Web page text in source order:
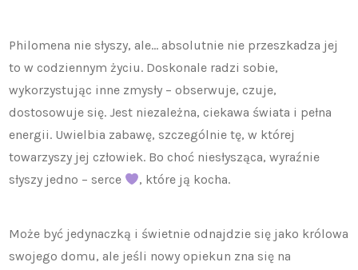
Philomena nie słyszy, ale… absolutnie nie przeszkadza jej
to w codziennym życiu. Doskonale radzi sobie,
wykorzystując inne zmysły – obserwuje, czuje,
dostosowuje się. Jest niezależna, ciekawa świata i pełna
energii. Uwielbia zabawę, szczególnie tę, w której
towarzyszy jej człowiek. Bo choć niesłysząca, wyraźnie
słyszy jedno – serce
, które ją kocha.
Może być jedynaczką i świetnie odnajdzie się jako królowa
swojego domu, ale jeśli nowy opiekun zna się na